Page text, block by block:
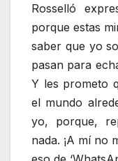
Rosselló
porque estas
saber que yo
pasan para
Y les prometo
el mundo
yo, porque,
nada. ¡A mí no